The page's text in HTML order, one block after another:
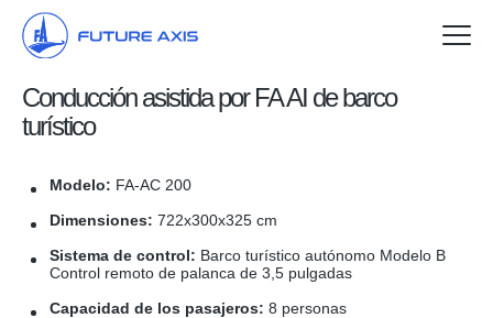
Hogar
Lanchas
Agentes
Conducción asistida por FA AI de barco
turístico
Modelo: FA-AC 200
Dimensiones: 722x300x325 cm
Sistema de control: Barco turístico autónomo Modelo B
Control remoto de palanca de 3,5 pulgadas
Capacidad de los pasajeros: 8 personas